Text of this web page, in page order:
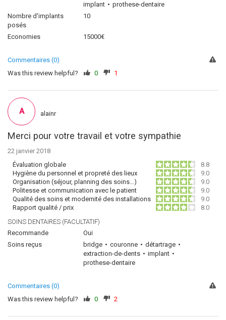
implant
prothese-dentaire
Nombre d'implants
posés
10
Economies 15000€
Commentaires (0)
Was this review helpful?
0 1
Merci pour votre travail et votre sympathie
22 janvier 2018
Évaluation globale
8.8
Hygiène du personnel et propreté des lieux
9.0
Organisation (séjour, planning des soins…)
9.0
Politesse et communication avec le patient
9.0
Qualité des soins et modernité des installations
9.0
Rapport qualité / prix
8.0
SOINS DENTAIRES (FACULTATIF)
Recommande
Oui
Soins reçus
bridge couronne
détartrage
extraction-de-dents
implant
prothese-dentaire
A alainr
Commentaires (0)
Was this review helpful?
0 2